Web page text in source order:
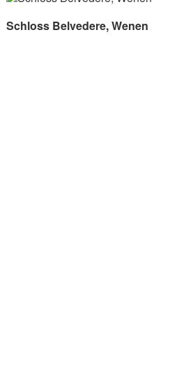
Schloss Belvedere, Wenen